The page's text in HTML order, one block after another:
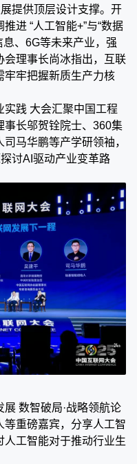
提供顶层设计支撑。开
进 “人工智能+”与“数据
、6G等未来产业，强
会理事长尚冰指出，互联
牢牢把握新质生产力核
践 大会汇聚中国工程
事长邬贺铨院士、360集
马华鹏等产学研领袖，
讨AI驱动产业变革路
数智破局·战略领航论
重磅嘉宾，分享人工智
人工智能对于推动行业生